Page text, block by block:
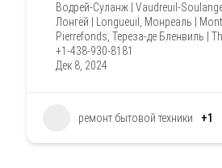
Водрей-Суланж | Vaudreuil-
Лонгёй | Longueuil , Монреаль |
Pierrefonds, Тереза-де Бленвиль |
+1-438-930-8181
Дек 8, 2024
ремонт бытовой техники +1